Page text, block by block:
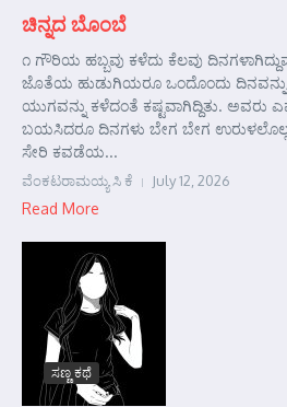
ಚಿನ್ನದ ಬೊಂಬೆ
೧ ಗೌರಿಯ ಹಬ್ಬವು ಕಳೆದು ಕೆಲವು
ಜೊತೆಯ ಹುಡುಗಿಯರೂ ಒಂದೊಂದು
ಯುಗವನ್ನು ಕಳೆದಂತೆ ಕಷ್ಟವಾಗಿದ್ದಿತು. ಅವರು
ಬಯಸಿದರೂ ದಿನಗಳು ಬೇಗ ಬೇಗ
ಸೇರಿ ಕವಡೆಯ...
ವೆಂಕಟರಾಮಯ್ಯ ಸಿ ಕೆ July 12, 2026
Read More
ಸಣ್ಣ ಕಥೆ